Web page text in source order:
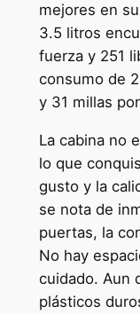
mejores en
3.5 litros
fuerza y 251
consumo de
y 31 millas
La cabina no
lo que
gusto y la
se nota de
puertas, la
No hay
cuidado. Aun
plásticos